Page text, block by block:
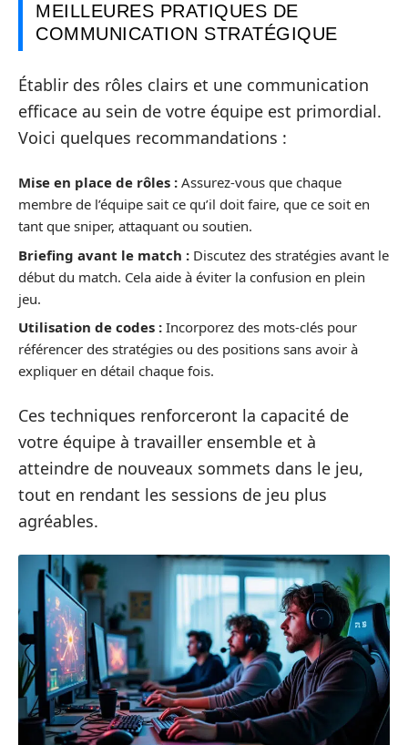
MEILLEURES PRATIQUES DE
COMMUNICATION STRATÉGIQUE
Établir des rôles clairs et une communication
efficace au sein de votre équipe est primordial.
Voici quelques recommandations :
Mise en place de rôles : Assurez-vous que chaque
membre de l’équipe sait ce qu’il doit faire, que ce soit en
tant que sniper, attaquant ou soutien.
Briefing avant le match : Discutez des stratégies avant le
début du match. Cela aide à éviter la confusion en plein
jeu.
Utilisation de codes : Incorporez des mots-clés pour
référencer des stratégies ou des positions sans avoir à
expliquer en détail chaque fois.
Ces techniques renforceront la capacité de
votre équipe à travailler ensemble et à
atteindre de nouveaux sommets dans le jeu,
tout en rendant les sessions de jeu plus
agréables.